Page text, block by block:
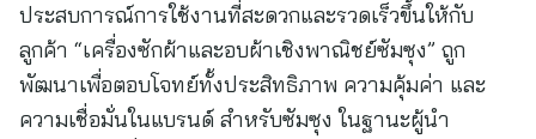
ประสบการณ์การใช้งานที่สะดวกและรวดเร็วขึ้นให้กับ
ลูกค้า “เครื่องซักผ้าและอบผ้าเชิงพาณิชย์ซัมซุง” ถูก
พัฒนาเพื่อตอบโจทย์ทั้งประสิทธิภาพ ความคุ้มค่า และ
ความเชื่อมั่นในแบรนด์ สำหรับซัมซุง ในฐานะผู้นำ